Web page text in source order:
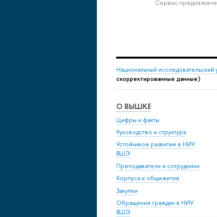
Сервис
Национальный
скорректированные данные)
О ВЫШКЕ
Цифры и факты
Руководство и структура
Устойчивое развитие в НИУ
ВШЭ
Преподаватели и сотрудники
Корпуса и общежития
Закупки
Обращения граждан в НИУ
ВШЭ